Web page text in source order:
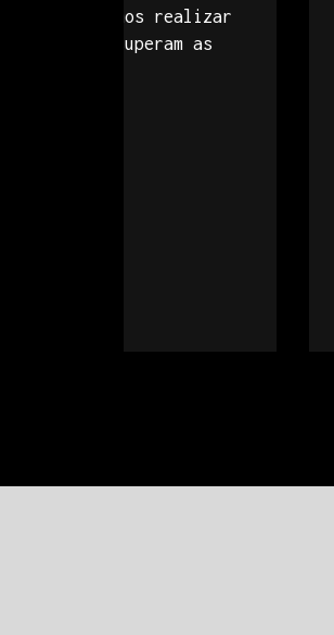
que possamos realizar
que superam as